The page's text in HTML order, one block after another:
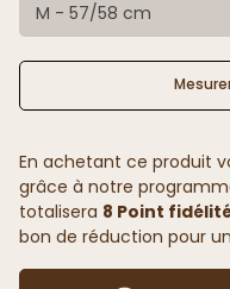
M - 57/58 cm
En achetant ce produit
grâce à notre
totalisera 8 Point
bon de réduction pour